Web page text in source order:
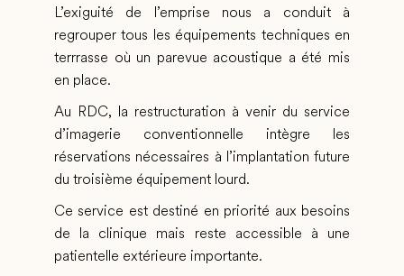
L’exiguité de l’emprise nous a conduit à
regrouper tous les équipements techniques en
terrrasse où un parevue acoustique a été mis
en place.
Au RDC, la restructuration à venir du service
d’imagerie conventionnelle intègre les
réservations nécessaires à l’implantation future
du troisième équipement lourd.
Ce service est destiné en priorité aux besoins
de la clinique mais reste accessible à une
patientelle extérieure importante.